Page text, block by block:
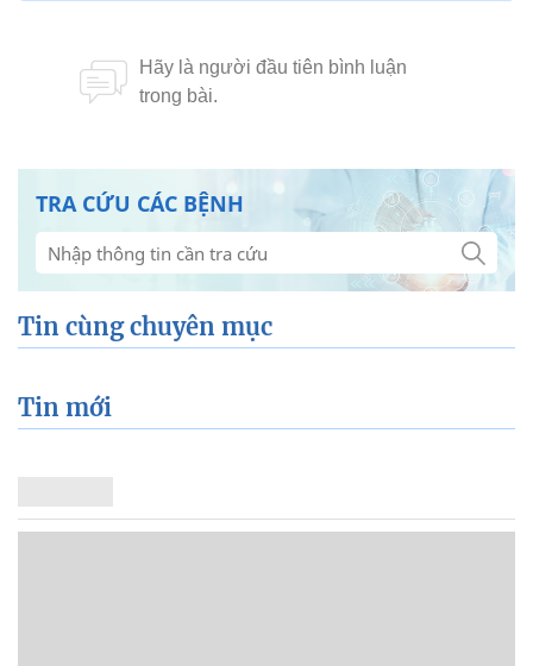
TRA CỨU CÁC BỆNH
Tin cùng chuyên mục
Tin mới